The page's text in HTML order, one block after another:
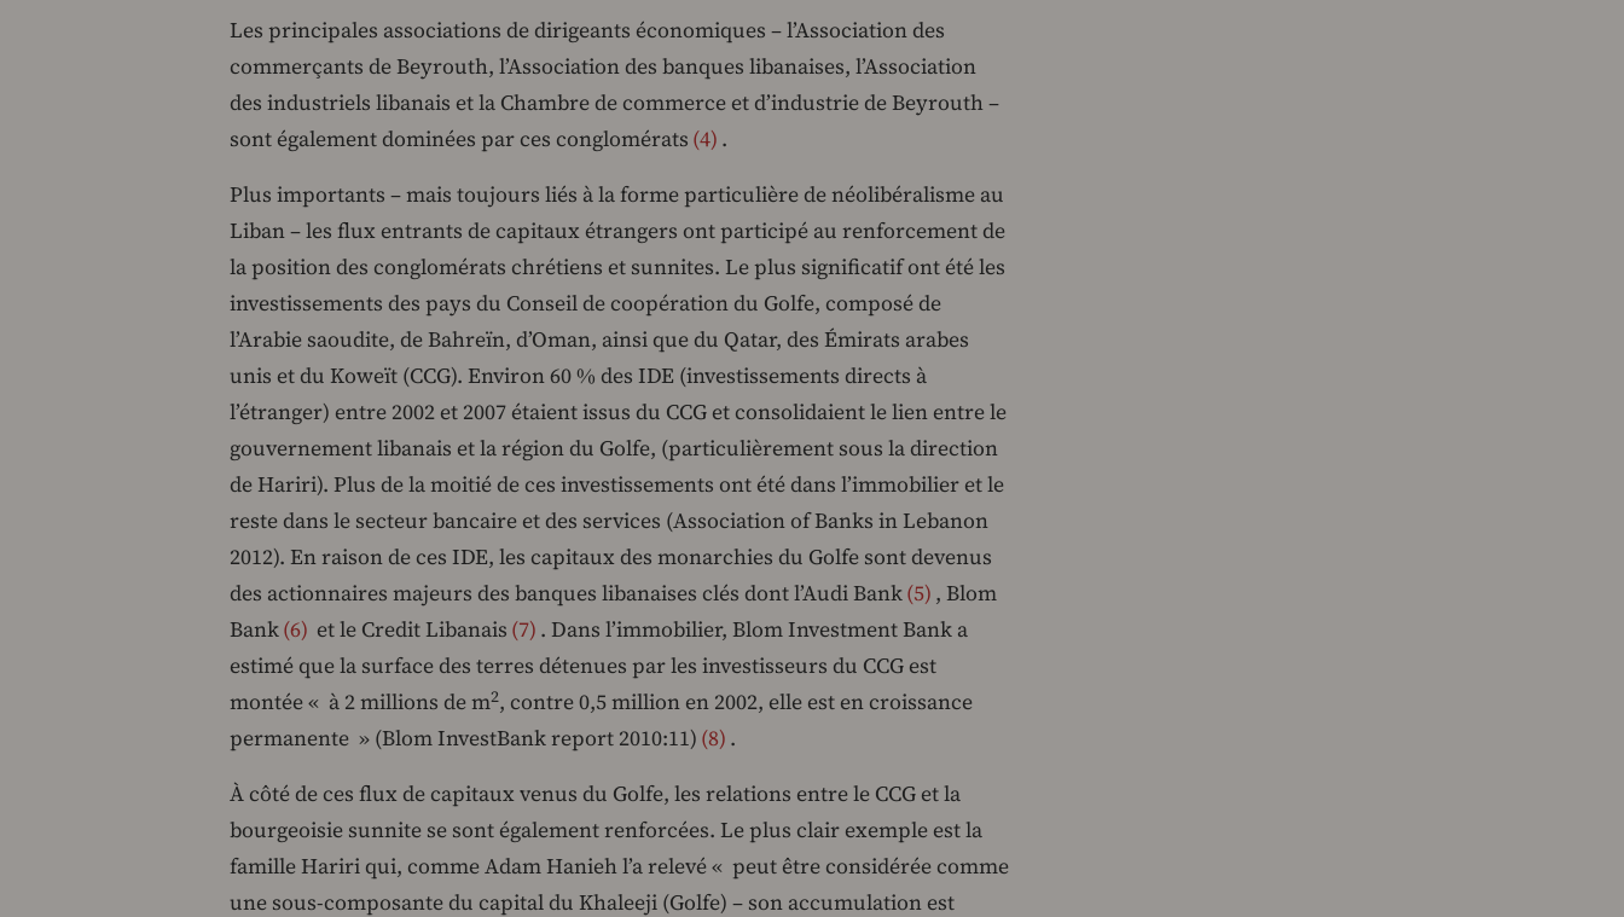
Les principales associations de dirigeants économiques – l’Association des
commerçants de Beyrouth, l’Association des banques libanaises, l’Association
des industriels libanais et la Chambre de commerce et d’industrie de Beyrouth –
sont également dominées par ces conglomérats 4 .
Plus importants – mais toujours liés à la forme particulière de néolibéralisme au
Liban – les flux entrants de capitaux étrangers ont participé au renforcement de
la position des conglomérats chrétiens et sunnites. Le plus significatif ont été les
investissements des pays du Conseil de coopération du Golfe, composé de
l’Arabie saoudite, de Bahreïn, d’Oman, ainsi que du Qatar, des Émirats arabes
unis et du Koweït (CCG). Environ 60 % des IDE (investissements directs à
l’étranger) entre 2002 et 2007 étaient issus du CCG et consolidaient le lien entre le
gouvernement libanais et la région du Golfe, (particulièrement sous la direction
de Hariri). Plus de la moitié de ces investissements ont été dans l’immobilier et le
reste dans le secteur bancaire et des services (Association of Banks in Lebanon
2012). En raison de ces IDE, les capitaux des monarchies du Golfe sont devenus
des actionnaires majeurs des banques libanaises clés dont l’Audi Bank 5 , Blom
Bank 6 et le Credit Libanais 7 . Dans l’immobilier, Blom Investment Bank a
estimé que la surface des terres détenues par les investisseurs du CCG est
montée « à 2 millions de m2, contre 0,5 million en 2002, elle est en croissance
permanente » (Blom InvestBank report 2010:11) 8 .
À côté de ces flux de capitaux venus du Golfe, les relations entre le CCG et la
bourgeoisie sunnite se sont également renforcées. Le plus clair exemple est la
famille Hariri qui, comme Adam Hanieh l’a relevé « peut être considérée comme
une sous-composante du capital du Khaleeji (Golfe) – son accumulation est